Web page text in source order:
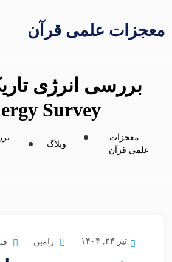
معجزات علمی قرآن
Survey)
معجزات
علمی قرآن
وبلاگ
تیر ۲۴, ۱۴۰۴ رامین